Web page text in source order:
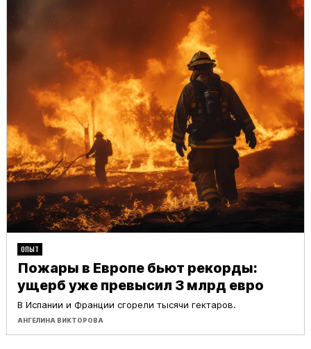
ОПЫТ
Пожары в Европе бьют рекорды:
ущерб уже превысил 3 млрд евро
АНГЕЛИНА ВИКТОРОВА
В Испании и Франции сгорели тысячи гектаров.